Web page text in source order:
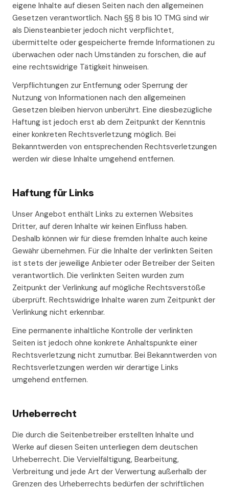
eigene Inhalte auf diesen Seiten nach den allgemeinen
Gesetzen verantwortlich. Nach §§ 8 bis 10 TMG sind wir
als Diensteanbieter jedoch nicht verpflichtet,
übermittelte oder gespeicherte fremde Informationen zu
überwachen oder nach Umständen zu forschen, die auf
eine rechtswidrige Tätigkeit hinweisen.
Verpflichtungen zur Entfernung oder Sperrung der
Nutzung von Informationen nach den allgemeinen
Gesetzen bleiben hiervon unberührt. Eine diesbezügliche
Haftung ist jedoch erst ab dem Zeitpunkt der Kenntnis
einer konkreten Rechtsverletzung möglich. Bei
Bekanntwerden von entsprechenden Rechtsverletzungen
werden wir diese Inhalte umgehend entfernen.
Haftung für Links
Unser Angebot enthält Links zu externen Websites
Dritter, auf deren Inhalte wir keinen Einfluss haben.
Deshalb können wir für diese fremden Inhalte auch keine
Gewähr übernehmen. Für die Inhalte der verlinkten Seiten
ist stets der jeweilige Anbieter oder Betreiber der Seiten
verantwortlich. Die verlinkten Seiten wurden zum
Zeitpunkt der Verlinkung auf mögliche Rechtsverstöße
überprüft. Rechtswidrige Inhalte waren zum Zeitpunkt der
Verlinkung nicht erkennbar.
Eine permanente inhaltliche Kontrolle der verlinkten
Seiten ist jedoch ohne konkrete Anhaltspunkte einer
Rechtsverletzung nicht zumutbar. Bei Bekanntwerden von
Rechtsverletzungen werden wir derartige Links
umgehend entfernen.
Urheberrecht
Die durch die Seitenbetreiber erstellten Inhalte und
Werke auf diesen Seiten unterliegen dem deutschen
Urheberrecht. Die Vervielfältigung, Bearbeitung,
Verbreitung und jede Art der Verwertung außerhalb der
Grenzen des Urheberrechts bedürfen der schriftlichen